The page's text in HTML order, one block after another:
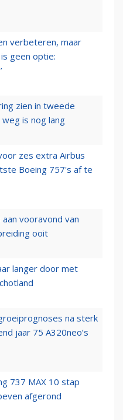
verbeteren, maar
geen optie:
zien in tweede
is nog lang
zes extra Airbus
Boeing 757's af te
aan vooravond van
ooit
langer door met
na sterk
jaar 75 A320neo’s
737 MAX 10 stap
afgerond